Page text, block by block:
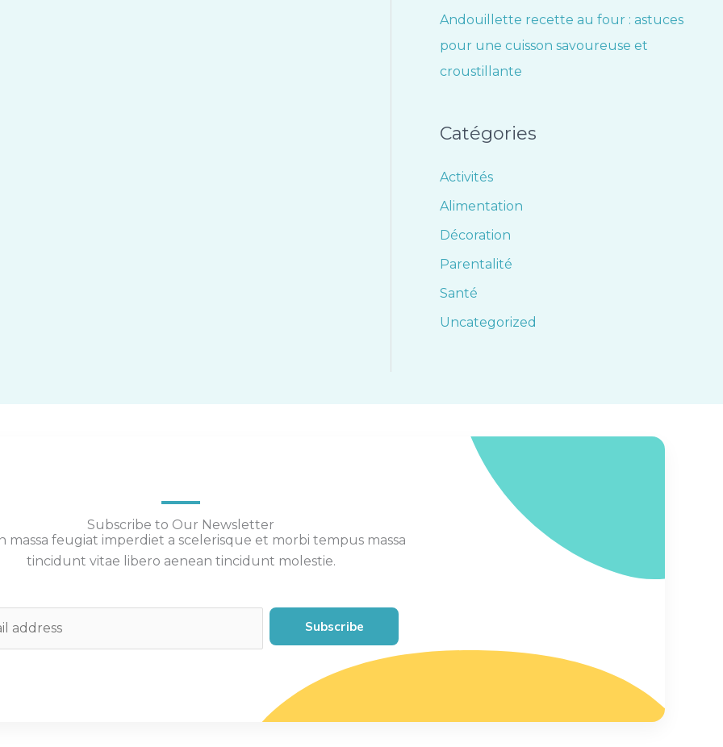
Andouillette recette au four : astuces
pour une cuisson savoureuse et
croustillante
Catégories
Activités
Alimentation
Décoration
Parentalité
Santé
Uncategorized
Subscribe to Our Newsletter
massa feugiat imperdiet a scelerisque et morbi tempus massa
tincidunt vitae libero aenean tincidunt molestie.
Subscribe